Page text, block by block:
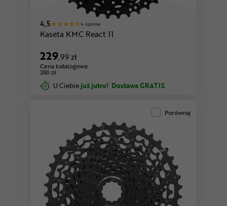
4,5 4 opinie
Kaseta KMC React 11
229,99 zł
Cena katalogowa:
286 zł
U Ciebie już jutro! Dostawa GRATIS
Porównaj